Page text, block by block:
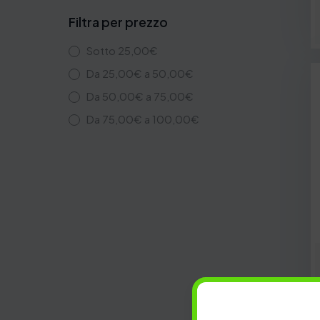
Filtra per prezzo
Sotto 25,00€
Da 25,00€ a 50,00€
Da 50,00€ a 75,00€
Da 75,00€ a 100,00€